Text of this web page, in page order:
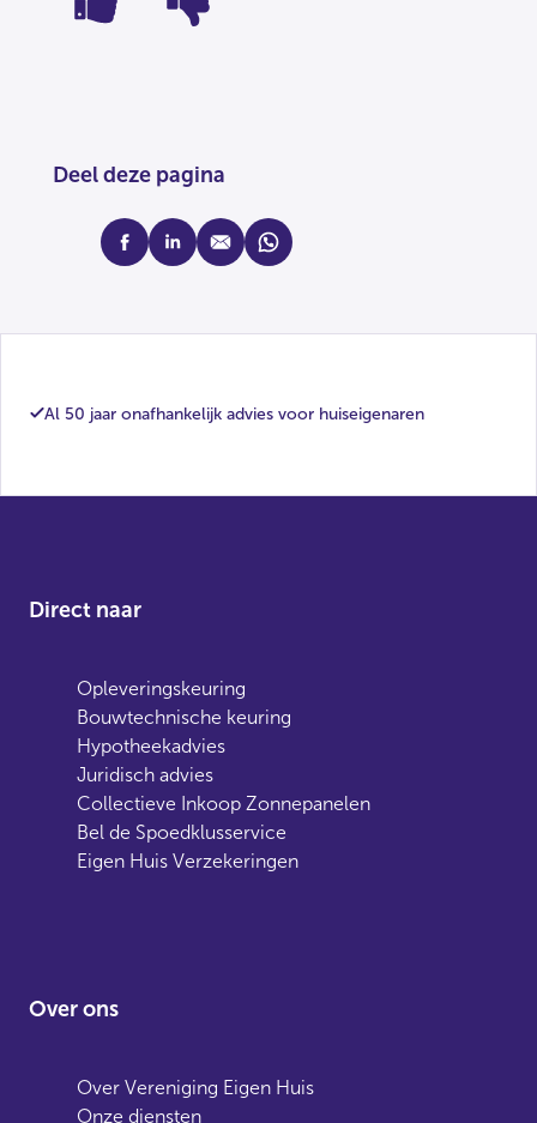
Deel deze pagina
facebooklinkedinmail whatsapp
Al 50 jaar onafhankelijk advies voor huiseigenaren
Direct naar
Opleveringskeuring
Bouwtechnische keuring
Hypotheekadvies
Juridisch advies
Collectieve Inkoop Zonnepanelen
Bel de Spoedklusservice
Eigen Huis Verzekeringen
Over ons
Over Vereniging Eigen Huis
Onze diensten